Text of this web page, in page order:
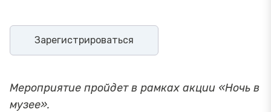
Зарегистрироваться
Мероприятие пройдет в рамках акции «Ночь в
музее».